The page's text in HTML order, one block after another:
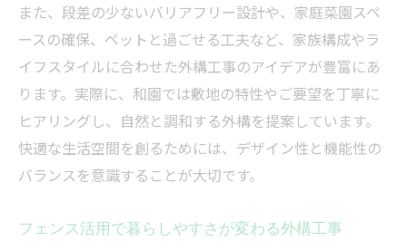
また、段差の少ないバリアフリー設計や、家庭菜園スペ
ースの確保、ペットと過ごせる工夫など、家族構成やラ
イフスタイルに合わせた外構工事のアイデアが豊富にあ
ります。実際に、和園では敷地の特性やご要望を丁寧に
ヒアリングし、自然と調和する外構を提案しています。
快適な生活空間を創るためには、デザイン性と機能性の
バランスを意識することが大切です。
フェンス活用で暮らしやすさが変わる外構工事